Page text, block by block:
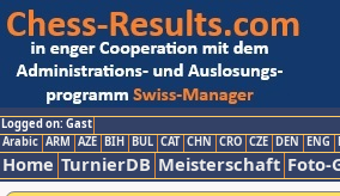
Logged on: Gast
Arabic ARM AZE BIH BUL CAT CHN CRO CZE DEN ENG
Home TurnierDB Meisterschaft Foto-